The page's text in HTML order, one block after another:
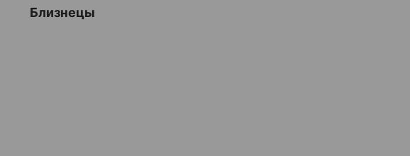
Близнецы